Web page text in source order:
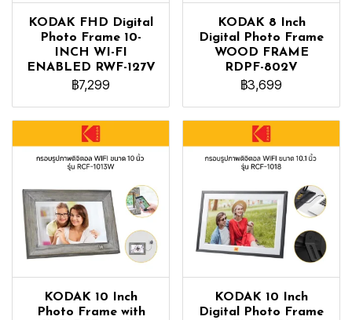
KODAK FHD Digital
Photo Frame 10-
INCH WI-FI
ENABLED RWF-127V
฿7,299
KODAK 8 Inch
Digital Photo Frame
WOOD FRAME
RDPF-802V
฿3,699
KODAK 10 Inch
Photo Frame with
KODAK 10 Inch
Digital Photo Frame